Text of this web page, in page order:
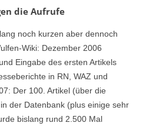
die Aufrufe
noch kurzen aber dennoch
Wiki: Dezember 2006
Eingabe des ersten Artikels
in RN, WAZ und
Der 100. Artikel (über die
der Datenbank (plus einige sehr
bislang rund 2.500 Mal